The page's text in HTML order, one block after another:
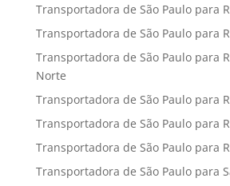
Transportadora de São Paulo para
Transportadora de São Paulo para
Transportadora de São Paulo para
Norte
Transportadora de São Paulo para
Transportadora de São Paulo para
Transportadora de São Paulo para
Transportadora de São Paulo para